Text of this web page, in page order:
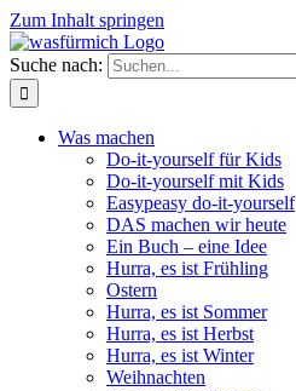
Zum Inhalt springen
Suche nach:
Was machen
Do-it-yourself für Kids
Do-it-yourself mit Kids
Easypeasy do-it-yourself
DAS machen wir heute
Ein Buch – eine Idee
Hurra, es ist Frühling
Ostern
Hurra, es ist Sommer
Hurra, es ist Herbst
Hurra, es ist Winter
Weihnachten